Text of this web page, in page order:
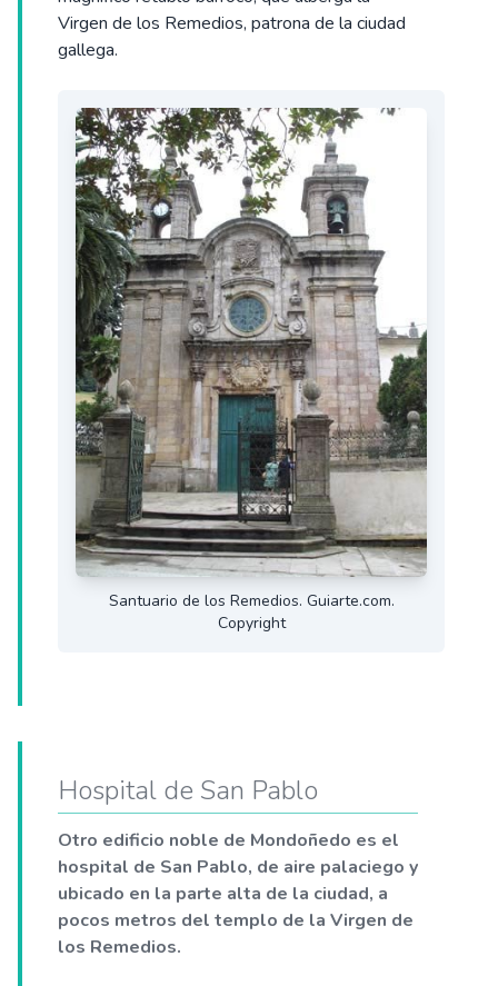
Virgen de los Remedios, patrona de la ciudad
gallega.
Santuario de los Remedios. Guiarte.com.
Copyright
Hospital de San Pablo
Otro edificio noble de Mondoñedo es el
hospital de San Pablo, de aire palaciego y
ubicado en la parte alta de la ciudad, a
pocos metros del templo de la Virgen de
los Remedios.